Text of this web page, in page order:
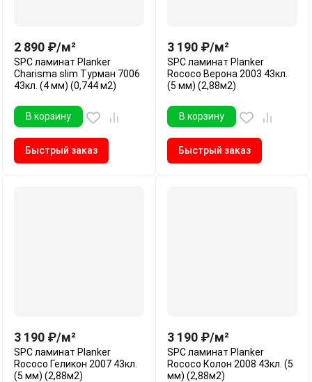
2 890 ₽/м²
SPC ламинат Planker
Charisma slim Турман 7006
43кл. (4 мм) (0,744 м2)
В корзину
Быстрый заказ
3 190 ₽/м²
SPC ламинат Planker
Rococo Верона 2003 43кл.
(5 мм) (2,88м2)
В корзину
Быстрый заказ
3 190 ₽/м²
SPC ламинат Planker
Rococo Геликон 2007 43кл.
(5 мм) (2,88м2)
3 190 ₽/м²
SPC ламинат Planker
Rococo Колон 2008 43кл. (5
мм) (2,88м2)